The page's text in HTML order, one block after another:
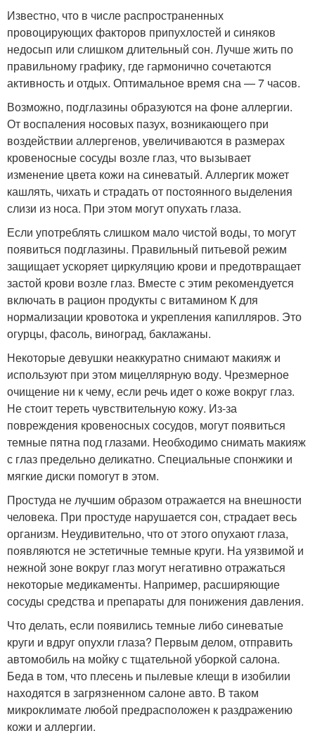
Известно, что в числе распространенных
провоцирующих факторов припухлостей и синяков
недосып или слишком длительный сон. Лучше жить по
правильному графику, где гармонично сочетаются
активность и отдых. Оптимальное время сна — 7 часов.
Возможно, подглазины образуются на фоне аллергии.
От воспаления носовых пазух, возникающего при
воздействии аллергенов, увеличиваются в размерах
кровеносные сосуды возле глаз, что вызывает
изменение цвета кожи на синеватый. Аллергик может
кашлять, чихать и страдать от постоянного выделения
слизи из носа. При этом могут опухать глаза.
Если употреблять слишком мало чистой воды, то могут
появиться подглазины. Правильный питьевой режим
защищает ускоряет циркуляцию крови и предотвращает
застой крови возле глаз. Вместе с этим рекомендуется
включать в рацион продукты с витамином К для
нормализации кровотока и укрепления капилляров. Это
огурцы, фасоль, виноград, баклажаны.
Некоторые девушки неаккуратно снимают макияж и
используют при этом мицеллярную воду. Чрезмерное
очищение ни к чему, если речь идет о коже вокруг глаз.
Не стоит тереть чувствительную кожу. Из-за
повреждения кровеносных сосудов, могут появиться
темные пятна под глазами. Необходимо снимать макияж
с глаз предельно деликатно. Специальные спонжики и
мягкие диски помогут в этом.
Простуда не лучшим образом отражается на внешности
человека. При простуде нарушается сон, страдает весь
организм. Неудивительно, что от этого опухают глаза,
появляются не эстетичные темные круги. На уязвимой и
нежной зоне вокруг глаз могут негативно отражаться
некоторые медикаменты. Например, расширяющие
сосуды средства и препараты для понижения давления.
Что делать, если появились темные либо синеватые
круги и вдруг опухли глаза? Первым делом, отправить
автомобиль на мойку с тщательной уборкой салона.
Беда в том, что плесень и пылевые клещи в изобилии
находятся в загрязненном салоне авто. В таком
микроклимате любой предрасположен к раздражению
кожи и аллергии.